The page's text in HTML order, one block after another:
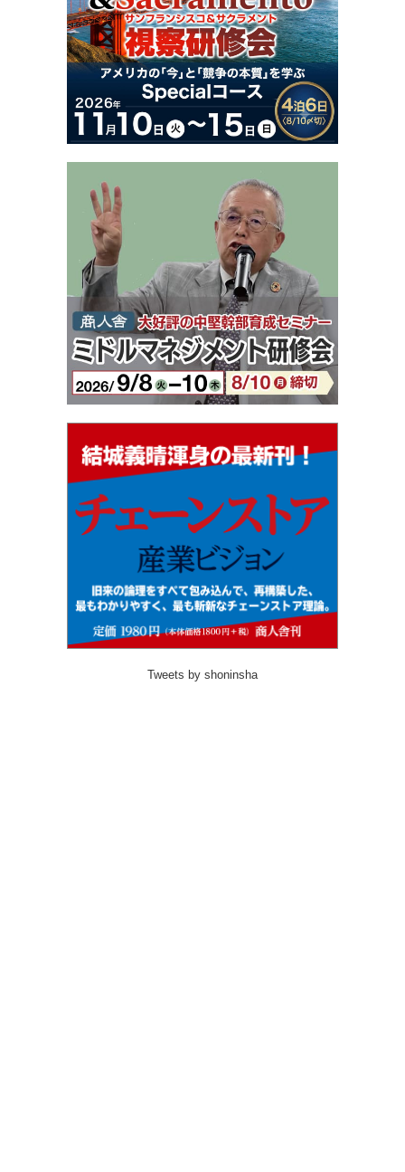
Tweets by shoninsha